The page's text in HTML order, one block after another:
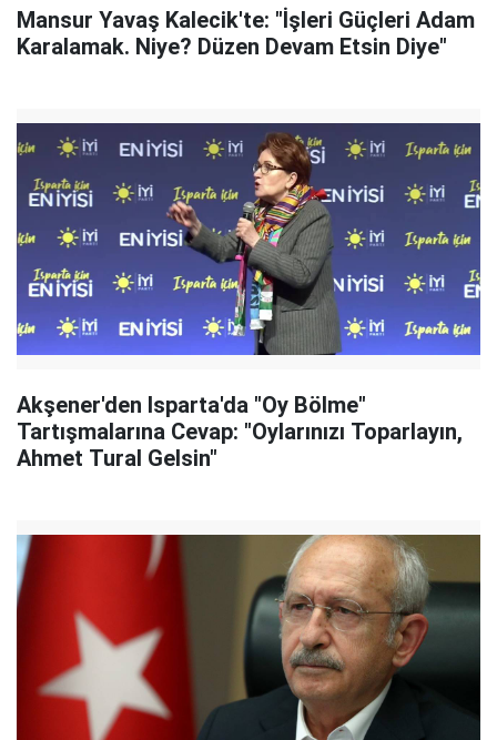
Mansur Yavaş Kalecik'te: "İşleri Güçleri Adam
Karalamak. Niye? Düzen Devam Etsin Diye"
Akşener'den Isparta'da "Oy Bölme"
Tartışmalarına Cevap: "Oylarınızı Toparlayın,
Ahmet Tural Gelsin"